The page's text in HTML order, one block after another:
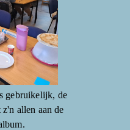
gebruikelijk, de
allen aan de